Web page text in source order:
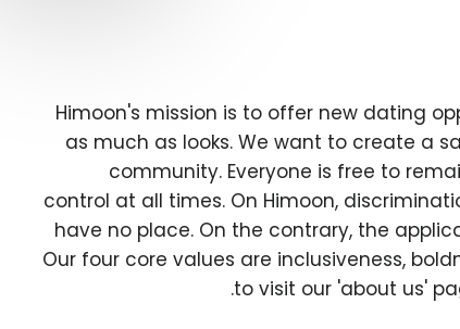
Himoon's mission is to offer new dating
as much as looks. We want to create a
community. Everyone is free to
control at all times. On Himoon,
have no place. On the contrary, the
Our four core values are inclusiveness,
to visit our 'about us'